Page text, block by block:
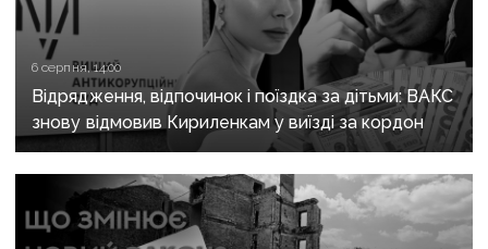
6 серпня, 14:00
Відрядження, відпочинок і поїздка за дітьми: ВАКС
знову відмовив Кириленкам у виїзді за кордон